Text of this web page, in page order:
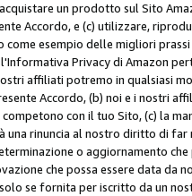
un prodotto sul Sito
Accordo, e (c) utilizzare,
come esempio delle migliori
Privacy di Amazon
affiliati potremo in qualsiasi
Accordo, (b) noi e i nostri
competono con il tuo Sito, (c) la
una rinuncia al nostro diritto di
o aggiornamento
che possa essere data
se fornita per iscritto da un